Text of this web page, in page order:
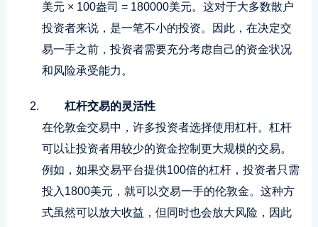
美元 × 100盎司 = 180000美元。这对于大多数散户
投资者来说，是一笔不小的投资。因此，在决定交
易一手之前，投资者需要充分考虑自己的资金状况
和风险承受能力。
杠杆交易的灵活性
在伦敦金交易中，许多投资者选择使用杠杆。杠杆
可以让投资者用较少的资金控制更大规模的交易。
例如，如果交易平台提供100倍的杠杆，投资者只需
投入1800美元，就可以交易一手的伦敦金。这种方
式虽然可以放大收益，但同时也会放大风险，因此